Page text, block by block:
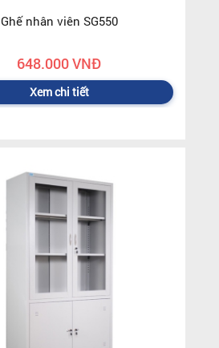
Ghế nhân viên SG550
648.000 VNĐ
Xem chi tiết